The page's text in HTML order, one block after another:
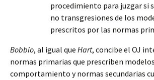
procedimiento para juzgar si
no transgresiones de los
prescritos por las normas
Bobbio, al igual que Hart, concibe el OJ
normas primarias que prescriben
comportamiento y normas secundarias